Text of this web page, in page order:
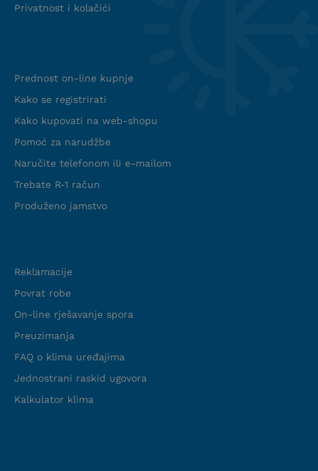
Privatnost i kolačići
Prednost on-line kupnje
Kako se registrirati
Kako kupovati na web-shopu
Pomoć za narudžbe
Naručite telefonom ili e-mailom
Trebate R-1 račun
Produženo jamstvo
Reklamacije
Povrat robe
On-line rješavanje spora
Preuzimanja
FAQ o klima uređajima
Jednostrani raskid ugovora
Kalkulator klima